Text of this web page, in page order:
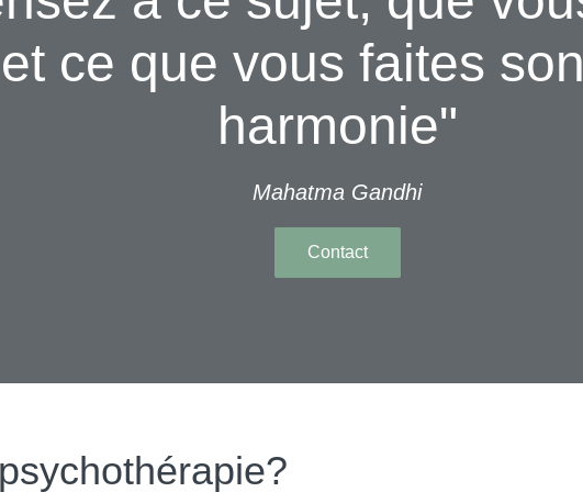
et ce que vous faites
harmonie"
Mahatma Gandhi
Contact